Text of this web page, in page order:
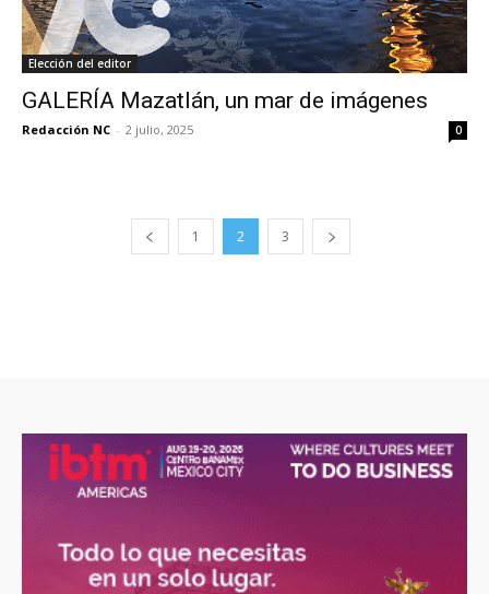
Elección del editor
GALERÍA Mazatlán, un mar de imágenes
Redacción NC - 2 julio, 2025 0
1 2 3